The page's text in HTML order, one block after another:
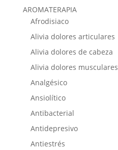
AROMATERAPIA
Afrodisiaco
Alivia dolores articulares
Alivia dolores de cabeza
Alivia dolores musculares
Analgésico
Ansiolítico
Antibacterial
Antidepresivo
Antiestrés